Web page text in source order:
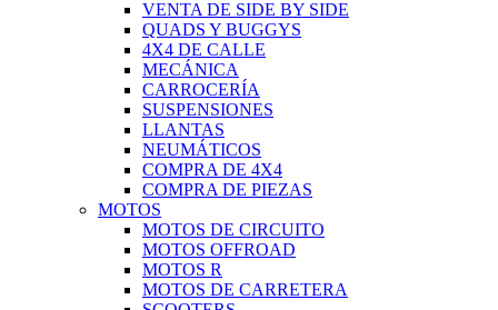
VENTA DE SIDE BY SIDE
QUADS Y BUGGYS
4X4 DE CALLE
MECÁNICA
CARROCERÍA
SUSPENSIONES
LLANTAS
NEUMÁTICOS
COMPRA DE 4X4
COMPRA DE PIEZAS
MOTOS
MOTOS DE CIRCUITO
MOTOS OFFROAD
MOTOS R
MOTOS DE CARRETERA